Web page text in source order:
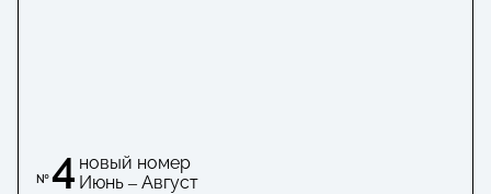
№4 новый номер
Июнь – Август